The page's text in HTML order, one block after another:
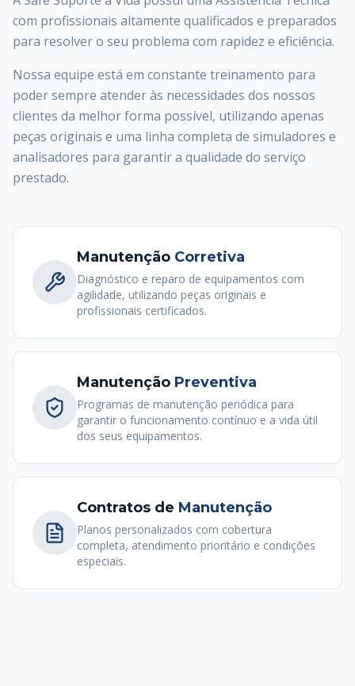
com profissionais altamente qualificados e preparados
para resolver o seu problema com rapidez e eficiência.
Nossa equipe está em constante treinamento para
poder sempre atender às necessidades dos nossos
clientes da melhor forma possível, utilizando apenas
peças originais e uma linha completa de simuladores e
analisadores para garantir a qualidade do serviço
prestado.
Manutenção Corretiva
Diagnóstico e reparo de equipamentos com
agilidade, utilizando peças originais e
profissionais certificados.
Manutenção Preventiva
Programas de manutenção periódica para
garantir o funcionamento contínuo e a vida útil
dos seus equipamentos.
Contratos de Manutenção
Planos personalizados com cobertura
completa, atendimento prioritário e condições
especiais.